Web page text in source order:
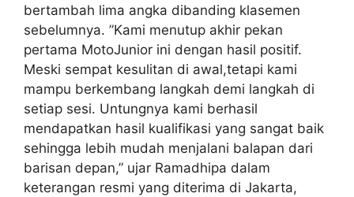
bertambah lima angka dibanding klasemen
sebelumnya. ”Kami menutup akhir pekan
pertama MotoJunior ini dengan hasil positif.
Meski sempat kesulitan di awal,tetapi kami
mampu berkembang langkah demi langkah di
setiap sesi. Untungnya kami berhasil
mendapatkan hasil kualifikasi yang sangat baik
sehingga lebih mudah menjalani balapan dari
barisan depan,” ujar Ramadhipa dalam
keterangan resmi yang diterima di Jakarta,